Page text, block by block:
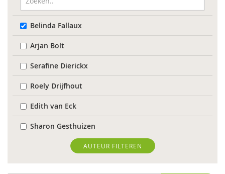
Belinda Fallaux
Arjan Bolt
Serafine Dierickx
Roely Drijfhout
Edith van Eck
Sharon Gesthuizen
Edith Geurts
Bidan Hu
AUTEUR FILTEREN